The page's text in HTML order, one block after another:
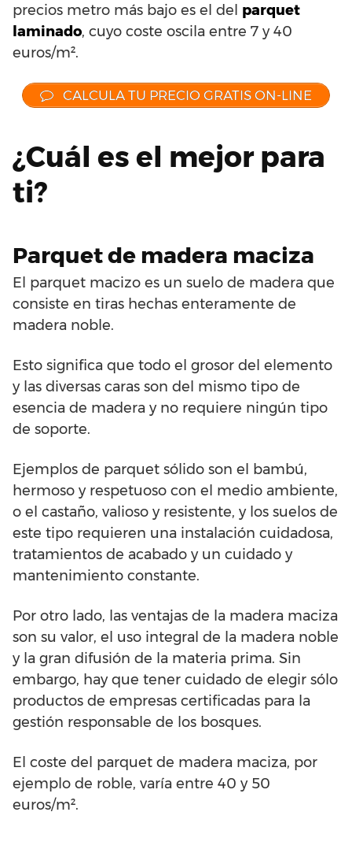
precios metro más bajo es el del parquet
laminado, cuyo coste oscila entre 7 y 40
euros/m².
CALCULA TU PRECIO GRATIS ON-LINE
¿Cuál es el mejor para
ti?
Parquet de madera maciza
El parquet macizo es un suelo de madera que
consiste en tiras hechas enteramente de
madera noble.
Esto significa que todo el grosor del elemento
y las diversas caras son del mismo tipo de
esencia de madera y no requiere ningún tipo
de soporte.
Ejemplos de parquet sólido son el bambú,
hermoso y respetuoso con el medio ambiente,
o el castaño, valioso y resistente, y los suelos de
este tipo requieren una instalación cuidadosa,
tratamientos de acabado y un cuidado y
mantenimiento constante.
Por otro lado, las ventajas de la madera maciza
son su valor, el uso integral de la madera noble
y la gran difusión de la materia prima. Sin
embargo, hay que tener cuidado de elegir sólo
productos de empresas certificadas para la
gestión responsable de los bosques.
El coste del parquet de madera maciza, por
ejemplo de roble, varía entre 40 y 50
euros/m².